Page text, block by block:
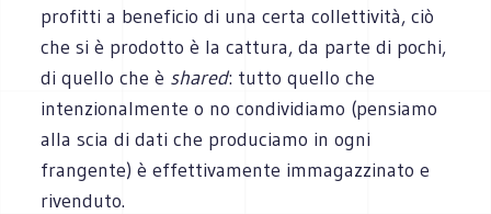
profitti a beneficio di una certa collettività, ciò
che si è prodotto è la cattura, da parte di pochi,
di quello che è shared: tutto quello che
intenzionalmente o no condividiamo (pensiamo
alla scia di dati che produciamo in ogni
frangente) è effettivamente immagazzinato e
rivenduto.